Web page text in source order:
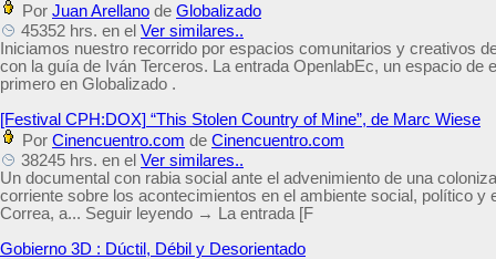
Por Juan Arellano de Globalizado
45352 hrs. en el Ver similares..
Iniciamos nuestro recorrido por espacios comunitarios y creativos
con la guía de Iván Terceros. La entrada OpenlabEc, un espacio de
primero en Globalizado .
[Festival CPH:DOX] “This Stolen Country of Mine”, de Marc Wiese
Por Cinencuentro.com de Cinencuentro.com
38245 hrs. en el Ver similares..
Un documental con rabia social ante el advenimiento de una
corriente sobre los acontecimientos en el ambiente social, político
Correa, a... Seguir leyendo → La entrada [F
Gobierno 3D : Dúctil, Débil y Desorientado